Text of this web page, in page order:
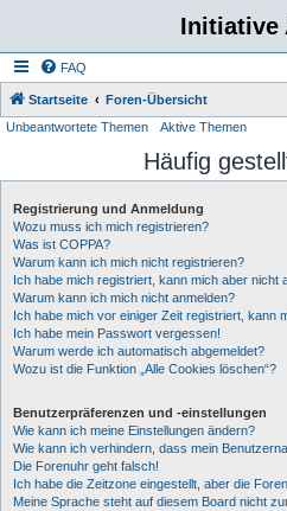
Initiative
FAQ
Startseite Foren-Übersicht
Unbeantwortete Themen Aktive Themen
Häufig
Registrierung und Anmeldung
Wozu muss ich mich registrieren?
Was ist COPPA?
Warum kann ich mich nicht registrieren?
Ich habe mich registriert, kann mich aber nicht
Warum kann ich mich nicht anmelden?
Ich habe mich vor einiger Zeit registriert, kann
Ich habe mein Passwort vergessen!
Warum werde ich automatisch abgemeldet?
Wozu ist die Funktion „Alle Cookies löschen“?
Benutzerpräferenzen und -einstellungen
Wie kann ich meine Einstellungen ändern?
Wie kann ich verhindern, dass mein
Die Forenuhr geht falsch!
Ich habe die Zeitzone eingestellt, aber die
Meine Sprache steht auf diesem Board nicht